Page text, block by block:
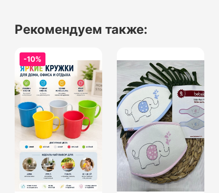
Рекомендуем также:
-10%